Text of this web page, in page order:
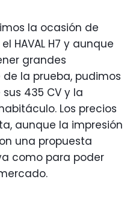
la ocasión de
HAVAL H7 y aunque
grandes
la prueba, pudimos
435 CV y la
Los precios
aunque la impresión
una propuesta
como para poder